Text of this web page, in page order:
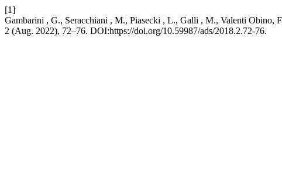
[1]
Gambarini , G., Seracchiani , M., Piasecki , L., Galli , M., Valenti Obino,
2 (Aug. 2022), 72–76. DOI:https://doi.org/10.59987/ads/2018.2.72-76.